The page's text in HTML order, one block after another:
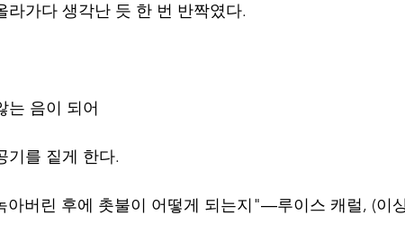
라가다 생각난 듯 한 번 반짝였다.
는 음이 되어
기를 짙게 한다.
아버린 후에 촛불이 어떻게 되는지"―루이스 캐럴, (이